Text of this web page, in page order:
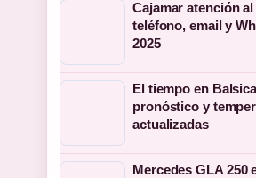
Cajamar atención
teléfono, email y
2025
El tiempo en
pronóstico y
actualizadas
Mercedes GLA 250